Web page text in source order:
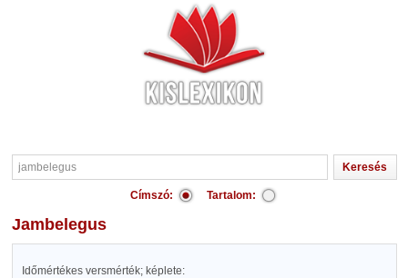
Címszó: Tartalom:
jambelegus
Időmértékes versmérték; képlete: